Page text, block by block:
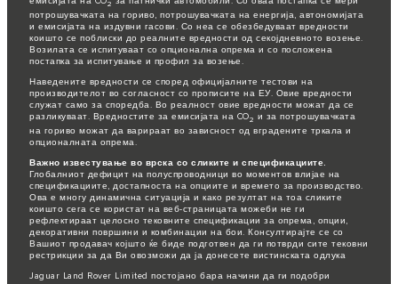
2
потрошувачката на гориво, потрошувачката на енергија, автономијата
и емисијата на издувни гасови. Со неа се обезбедуваат вредности
коишто се поблиски до реалните вредности од секојдневното возење.
Возилата се испитуваат со опционална опрема и со посложена
постапка за испитување и профил за возење.
Наведените вредности се според официјалните тестови на
производителот во согласност со прописите на ЕУ. Овие вредности
служат само за споредба. Во реалност овие вредности можат да се
разликуваат. Вредностите за емисијата на CO2 и за потрошувачката
на гориво можат да варираат во зависност од вградените тркала и
опционалната опрема.
Важно известување во врска со сликите и спецификациите.
Глобалниот дефицит на полуспроводници во моментов влијае на
спецификациите, достапноста на опциите и времето за производство.
Ова е многу динамична ситуација и како резултат на тоа сликите
коишто сега се користат на веб-страницата можеби не ги
рефлектираат целосно тековните спецификации за опрема, опции,
декоративни површини и комбинации на бои. Консултирајте се со
Вашиот продавач којшто ќе биде подготвен да ги потврди сите тековни
рестрикции за да Ви овозможи да ја донесете вистинската одлука
Jaguar Land Rover Limited постојано бара начини да ги подобри